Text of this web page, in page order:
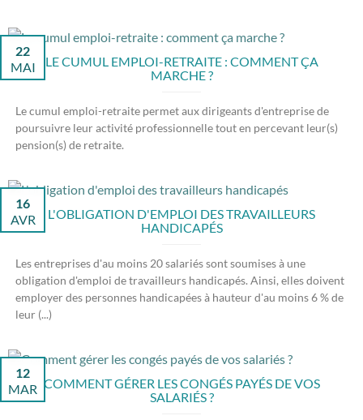
LE CUMUL EMPLOI-RETRAITE : COMMENT ÇA
MARCHE ?
22
MAI
Le cumul emploi-retraite permet aux dirigeants d'entreprise de
poursuivre leur activité professionnelle tout en percevant leur(s)
pension(s) de retraite.
L'OBLIGATION D'EMPLOI DES TRAVAILLEURS
HANDICAPÉS
16
AVR
Les entreprises d'au moins 20 salariés sont soumises à une
obligation d'emploi de travailleurs handicapés. Ainsi, elles doivent
employer des personnes handicapées à hauteur d'au moins 6 % de
leur (...)
COMMENT GÉRER LES CONGÉS PAYÉS DE VOS
SALARIÉS ?
12
MAR